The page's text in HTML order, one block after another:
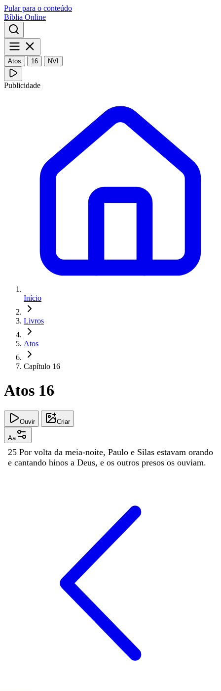
Pular para o conteúdo
Bíblia Online
Atos 16 NVI
Publicidade
Início
Livros
Atos
Capítulo 16
Atos 16
Ouvir Criar
Aa
25 Por volta da meia-noite, Paulo e Silas estavam orando
e cantando hinos a Deus, e os outros presos os ouviam.